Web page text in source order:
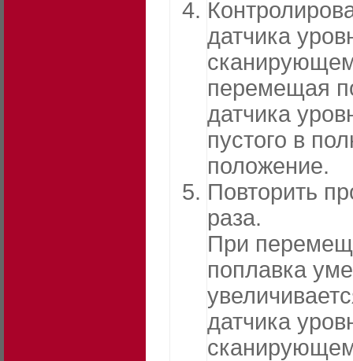
датчика
перемещая
датчика
пустого в
положение.
Повторить
раза.
При
поплавка
датчика